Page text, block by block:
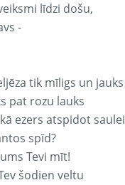
līdzi došu,
-
tik mīligs un jauks
pat rozu lauks
ezers atspidot saulei
spīd?
Tevi mīt!
šodien veltu